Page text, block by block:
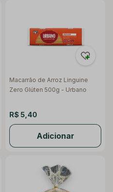
Macarrão de Arroz Linguine
Zero Glúten 500g - Urbano
R$ 5,40
Adicionar